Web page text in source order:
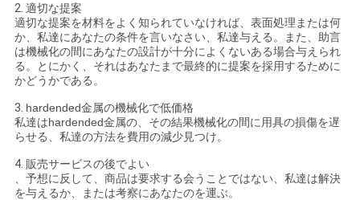
2. 適切な提案
適切な提案を材料をよく知られていなければ、表面処理または何
か、私達にあなたの条件を言いなさい、私達与える。また、助言
は機械化の間にあなたの設計が十分によくないある場合与えられ
る。とにかく、それはあなたまで最終的に提案を採用するために
かどうかである。
3. hardended金属の機械化で低価格
私達はhardended金属の、その結果機械化の間に用具の損傷を遅
らせる、私達の方法を費用の減少見つけ。
4. 販売サービスの後でよい
、予想に反して、商品は要求する会うことではない、私達は解決
を与えるか、または考察にあなたのを運ぶ。